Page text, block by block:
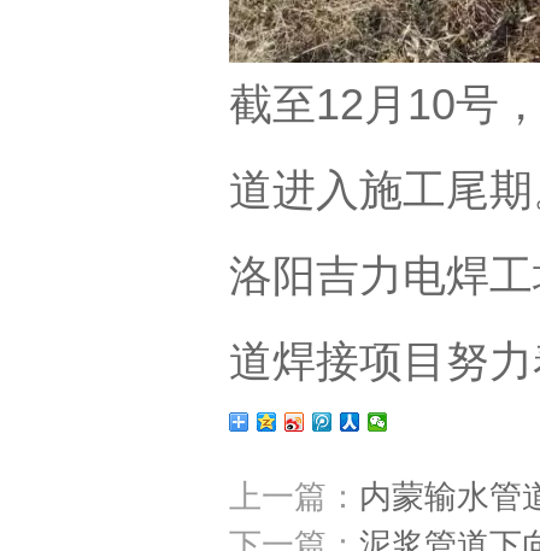
截至12月10号
道进入施工尾
洛阳吉力电焊
道焊接项目努
上一篇： 内蒙输水管